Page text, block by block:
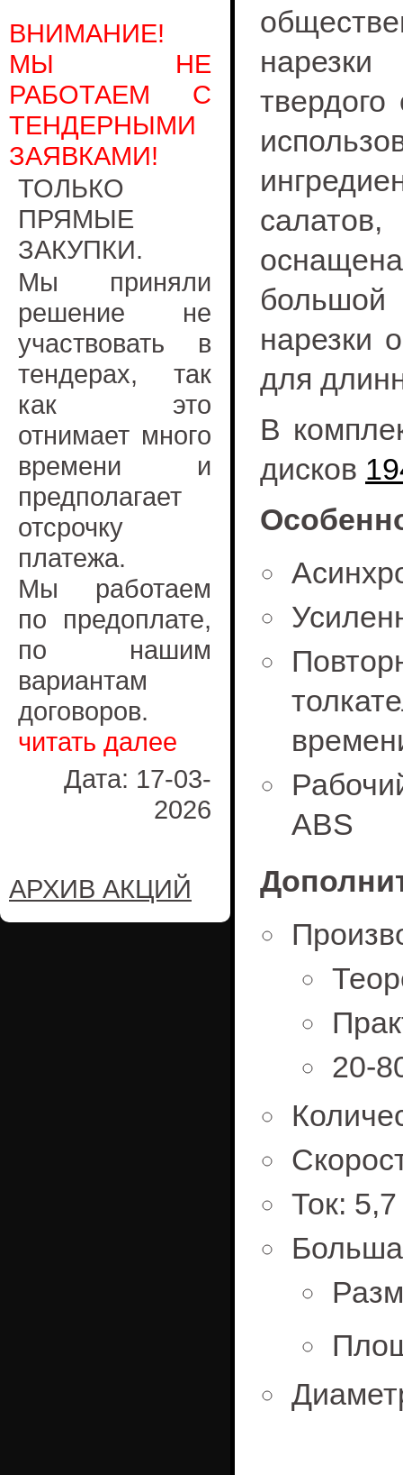
ВНИМАНИЕ!
МЫ НЕ
РАБОТАЕМ С
ТЕНДЕРНЫМИ
ЗАЯВКАМИ!
ТОЛЬКО
ПРЯМЫЕ
ЗАКУПКИ.
Мы приняли
решение не
участвовать в
тендерах, так
как это
отнимает много
времени и
предполагает
отсрочку
платежа.
Мы работаем
по предоплате,
по нашим
вариантам
договоров.
читать далее
Дата: 17-03-
2026
АРХИВ АКЦИЙ
нарезки
для
В
дисков
ABS
20-
Ток: